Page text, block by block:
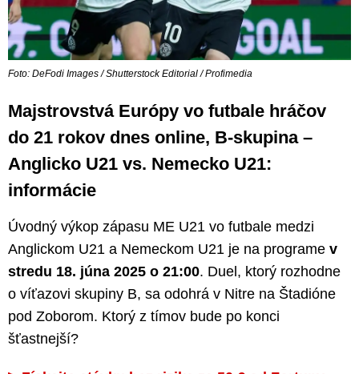
Foto: DeFodi Images / Shutterstock Editorial / Profimedia
Majstrovstvá Európy vo futbale hráčov
do 21 rokov dnes online, B-skupina –
Anglicko U21 vs. Nemecko U21:
informácie
Úvodný výkop zápasu ME U21 vo futbale medzi
Anglickom U21 a Nemeckom U21 je na programe v
stredu 18. júna 2025 o 21:00. Duel, ktorý rozhodne
o víťazovi skupiny B, sa odohrá v Nitre na Štadióne
pod Zoborom. Ktorý z tímov bude po konci
šťastnejší?